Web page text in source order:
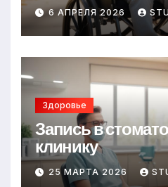
6 АПРЕЛЯ 2026
Здоровье
Запись в
клинику
25 МАРТА 2026